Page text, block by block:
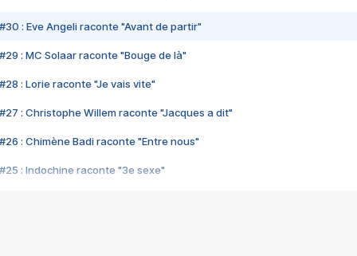
#30 : Eve Angeli raconte "Avant de partir"
#29 : MC Solaar raconte "Bouge de là"
#28 : Lorie raconte "Je vais vite"
#27 : Christophe Willem raconte "Jacques a dit"
#26 : Chimène Badi raconte "Entre nous"
#25 : Indochine raconte "3e sexe"